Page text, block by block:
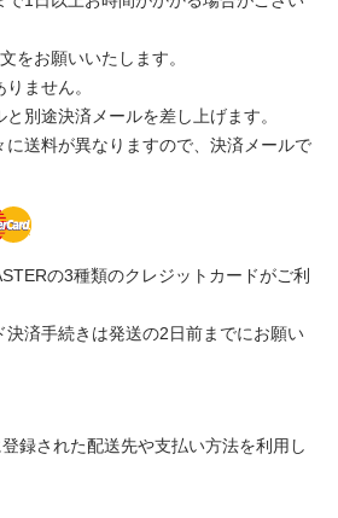
をお願いいたします。
ません。
別途決済メールを差し上げます。
送料が異なりますので、決済メールで
の3種類のクレジットカードがご利
決済手続きは発送の2日前までにお願い
録された配送先や支払い方法を利用し